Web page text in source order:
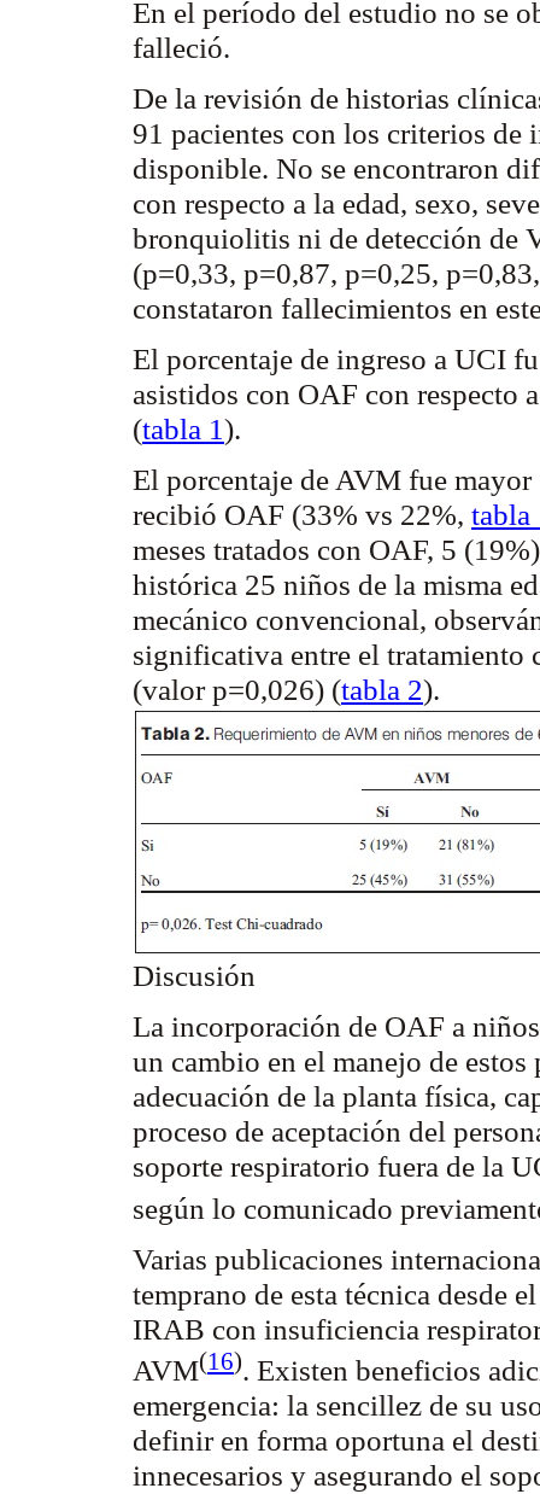
En el período del estudio no se
falleció.
De la revisión de historias
91 pacientes con los criterios de
disponible. No se encontraron
con respecto a la edad, sexo,
bronquiolitis ni de detección de
(p=0,33, p=0,87, p=0,25,
constataron fallecimientos en
El porcentaje de ingreso a UCI
asistidos con OAF con respecto
(tabla 1).
El porcentaje de AVM fue
recibió OAF (33% vs 22%, tabla
meses tratados con OAF, 5
histórica 25 niños de la misma
mecánico convencional,
significativa entre el tratamiento
(valor p=0,026) (tabla 2).
Discusión
La incorporación de OAF a
un cambio en el manejo de
adecuación de la planta física,
proceso de aceptación del
soporte respiratorio fuera de la
según lo comunicado
Varias publicaciones
temprano de esta técnica desde
IRAB con insuficiencia
AVM(16). Existen beneficios
emergencia: la sencillez de su
definir en forma oportuna el
innecesarios y asegurando el